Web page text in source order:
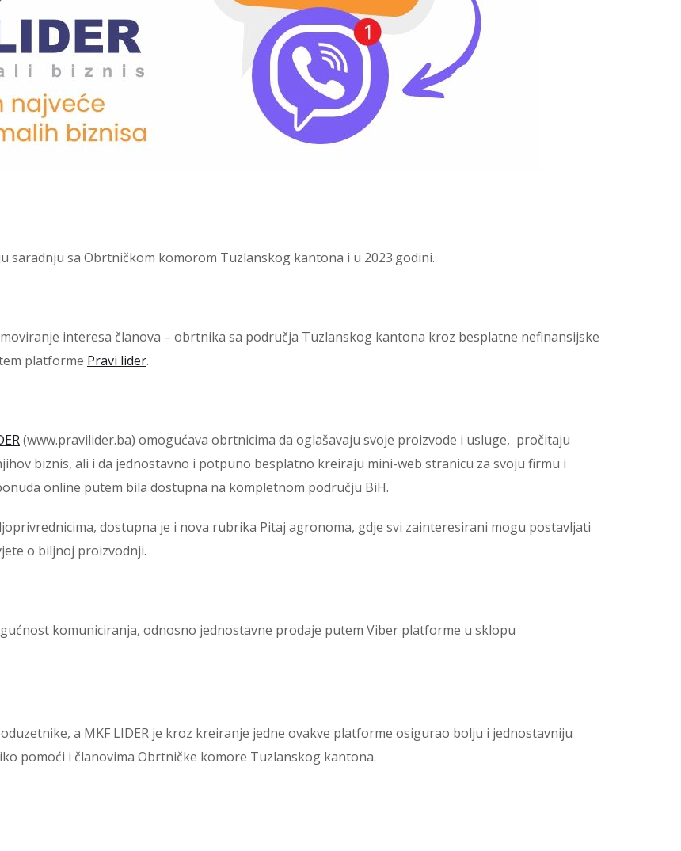
saradnju sa Obrtničkom komorom Tuzlanskog kantona i u 2023.godini.
interesa članova – obrtnika sa područja Tuzlanskog kantona kroz besplatne nefinansijske
platforme Pravi lider.
(www.pravilider.ba) omogućava obrtnicima da oglašavaju svoje proizvode i usluge, pročitaju
biznis, ali i da jednostavno i potpuno besplatno kreiraju mini-web stranicu za svoju firmu i
online putem bila dostupna na kompletnom području BiH.
dostupna je i nova rubrika Pitaj agronoma, gdje svi zainteresirani mogu postavljati
o biljnoj proizvodnji.
komuniciranja, odnosno jednostavne prodaje putem Viber platforme u sklopu
a MKF LIDER je kroz kreiranje jedne ovakve platforme osigurao bolju i jednostavniju
pomoći i članovima Obrtničke komore Tuzlanskog kantona.